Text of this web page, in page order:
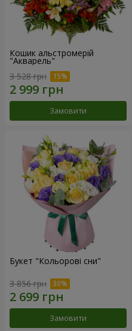
Кошик альстромерій
"Акварель"
3 528 грн
Замовити
Букет "Кольорові сни"
3 856 грн
Замовити